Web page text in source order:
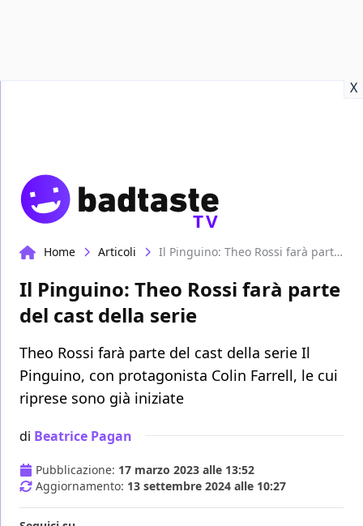
X
TV
Home Articoli Il Pinguino: Theo Rossi farà parte del cast della serie
Il Pinguino: Theo Rossi farà parte
del cast della serie
Theo Rossi farà parte del cast della serie Il
Pinguino, con protagonista Colin Farrell, le cui
riprese sono già iniziate
di Beatrice Pagan
Pubblicazione: 17 marzo 2023 alle 13:52
Aggiornamento: 13 settembre 2024 alle 10:27